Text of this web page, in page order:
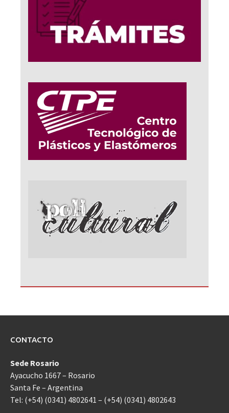
CONTACTO
Sede Rosario
Ayacucho 1667 – Rosario
Santa Fe – Argentina
Tel: (+54) (0341) 4802641 – (+54) (0341) 4802643